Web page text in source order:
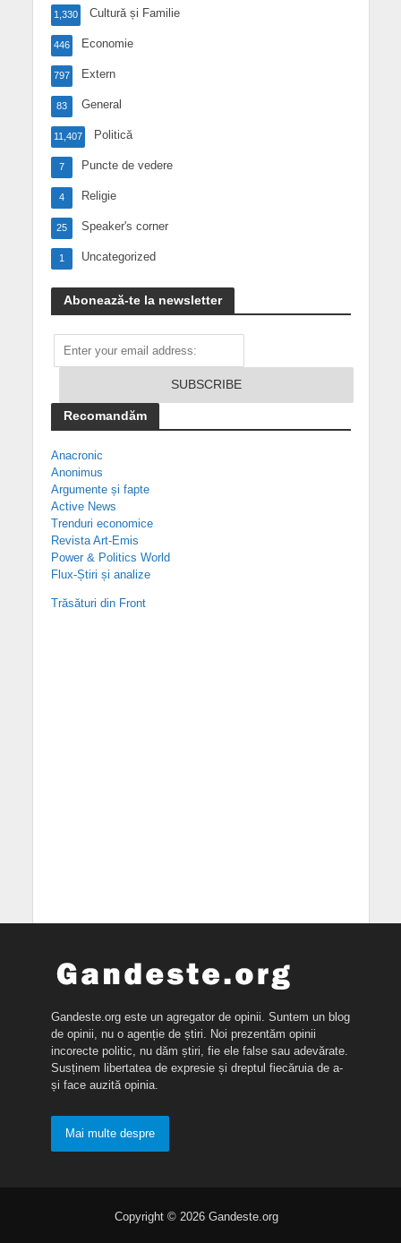
Cultură și Familie
1,330
Economie
446
Extern
797
General
83
Politică
11,407
Puncte de vedere
7
Religie
4
Speaker's corner
25
Uncategorized
1
Abonează-te la newsletter
Recomandăm
Anacronic
Anonimus
Argumente și fapte
Active News
Trenduri economice
Revista Art-Emis
Power & Politics World
Flux-Știri și analize
Trăsături din Front
Gandeste.org este un agregator de opinii. Suntem un blog
de opinii, nu o agenție de știri. Noi prezentăm opinii
incorecte politic, nu dăm știri, fie ele false sau adevărate.
Susținem libertatea de expresie și dreptul fiecăruia de a-
și face auzită opinia.
Mai multe despre
Copyright © 2026 Gandeste.org